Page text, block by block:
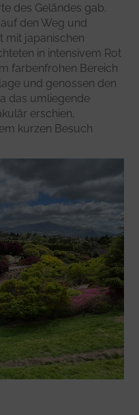
des Geländes gab.
den Weg und
mit japanischen
in intensivem Rot
farbenfrohen Bereich
und genossen den
das umliegende
erschien,
kurzen Besuch